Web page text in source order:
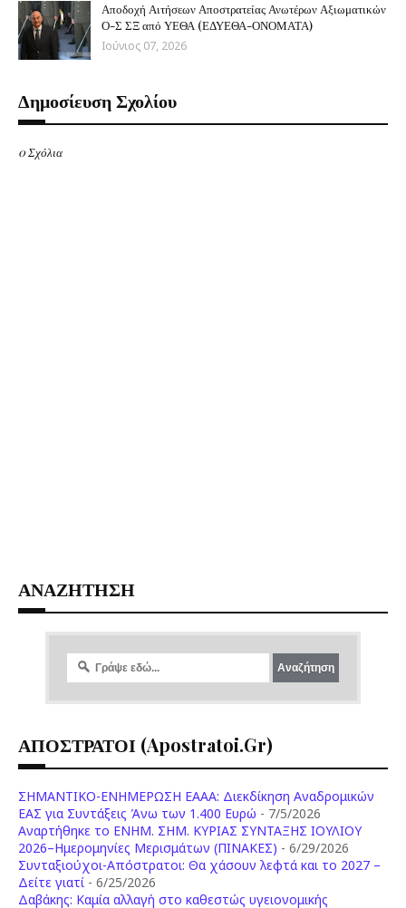
Αποδοχή Αιτήσεων Αποστρατείας Ανωτέρων Αξιωματικών
Ο-Σ ΣΞ από ΥΕΘΑ (ΕΔΥΕΘΑ-ΟΝΟΜΑΤΑ)
Ιούνιος 07, 2026
Δημοσίευση Σχολίου
0 Σχόλια
ΑΝΑΖΗΤΗΣΗ
ΑΠΟΣΤΡΑΤΟΙ (apostratoi.gr)
ΣΗΜΑΝΤΙΚΟ-ΕΝΗΜΕΡΩΣΗ ΕΑΑΑ: Διεκδίκηση Αναδρομικών
ΕΑΣ για Συντάξεις Άνω των 1.400 Ευρώ - 7/5/2026
Aναρτήθηκε το ENHM. ΣΗΜ. ΚΥΡΙΑΣ ΣΥΝΤΑΞΗΣ ΙΟΥΛΙΟΥ
2026–Ημερομηνίες Μερισμάτων (ΠΙΝΑΚΕΣ) - 6/29/2026
Συνταξιούχοι-Απόστρατοι: Θα χάσουν λεφτά και το 2027 –
Δείτε γιατί - 6/25/2026
Δαβάκης: Καμία αλλαγή στο καθεστώς υγειονομικής